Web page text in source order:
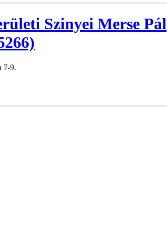
Szinyei Merse Pál
7-9.